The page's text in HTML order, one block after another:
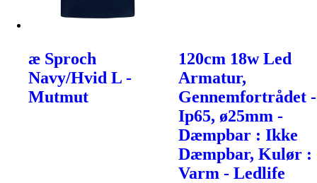
æ Sproch
Navy/Hvid L -
Mutmut
120cm 18w Led
Armatur,
Gennemfortrådet -
Ip65, ø25mm -
Dæmpbar : Ikke
Dæmpbar, Kulør :
Varm - Ledlife